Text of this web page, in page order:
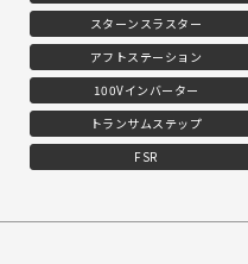
スターンスラスター
アフトステーション
100Vインバーター
トランサムステップ
FSR